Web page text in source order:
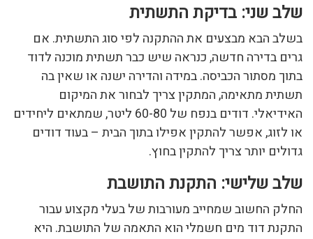
שלב שני: בדיקת התשתית
בשלב הבא מבצעים את ההתקנה לפי סוג התשתית. אם
גרים בדירה חדשה, כנראה שיש כבר תשתית מוכנה לדוד
בתוך מסתור הכביסה. במידה והדירה ישנה או שאין בה
תשתית מתאימה, המתקין צריך לבחור את המיקום
האידיאלי. דודים בנפח של 60-80 ליטר, שמתאים ליחידים
או לזוג, אפשר להתקין אפילו בתוך הבית – בעוד דודים
גדולים יותר צריך להתקין בחוץ.
שלב שלישי: התקנת התושבת
החלק החשוב שמחייב מעורבות של בעלי מקצוע עבור
התקנת דוד מים חשמלי הוא התאמה של התושבת. היא